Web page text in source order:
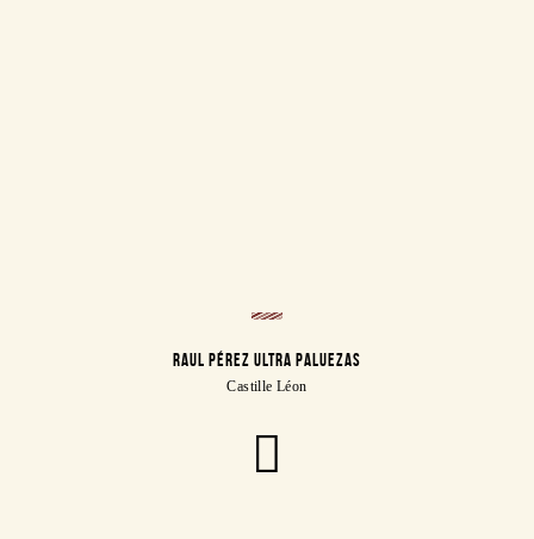
RAUL PÉREZ ULTRA PALUEZAS
Castille Léon